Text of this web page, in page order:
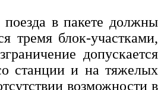
поезда в пакете должны
тремя блок-участками,
допускается
станции и на тяжелых
возможности в